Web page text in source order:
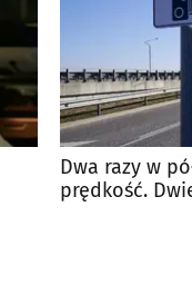
Dwa razy w
prędkość.